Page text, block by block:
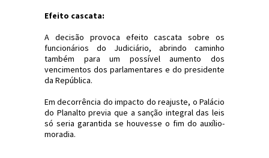
Efeito cascata:
A decisão provoca efeito cascata sobre os
funcionários do Judiciário, abrindo caminho
também para um possível aumento dos
vencimentos dos parlamentares e do presidente
da República.
Em decorrência do impacto do reajuste, o Palácio
do Planalto previa que a sanção integral das leis
só seria garantida se houvesse o fim do auxílio-
moradia.